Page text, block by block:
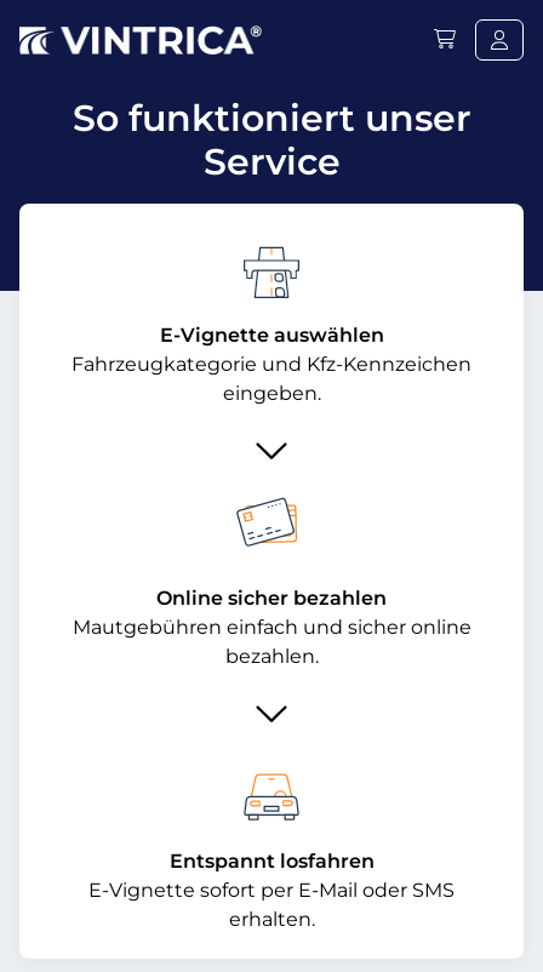
So funktioniert unser
Service
E-Vignette auswählen
Fahrzeugkategorie und Kfz-Kennzeichen
eingeben.
Online sicher bezahlen
Mautgebühren einfach und sicher online
bezahlen.
Entspannt losfahren
E-Vignette sofort per E-Mail oder SMS
erhalten.